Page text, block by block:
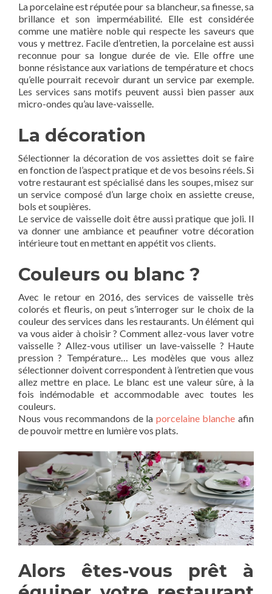
La porcelaine est réputée pour sa blancheur, sa finesse, sa
brillance et son imperméabilité. Elle est considérée
comme une matière noble qui respecte les saveurs que
vous y mettrez. Facile d’entretien, la porcelaine est aussi
reconnue pour sa longue durée de vie. Elle offre une
bonne résistance aux variations de température et chocs
qu’elle pourrait recevoir durant un service par exemple.
Les services sans motifs peuvent aussi bien passer aux
micro-ondes qu’au lave-vaisselle.
La décoration
Sélectionner la décoration de vos assiettes doit se faire
en fonction de l’aspect pratique et de vos besoins réels. Si
votre restaurant est spécialisé dans les soupes, misez sur
un service composé d’un large choix en assiette creuse,
bols et soupières.
Le service de vaisselle doit être aussi pratique que joli. Il
va donner une ambiance et peaufiner votre décoration
intérieure tout en mettant en appétit vos clients.
Couleurs ou blanc ?
Avec le retour en 2016, des services de vaisselle très
colorés et fleuris, on peut s’interroger sur le choix de la
couleur des services dans les restaurants. Un élément qui
va vous aider à choisir ? Comment allez-vous laver votre
vaisselle ? Allez-vous utiliser un lave-vaisselle ? Haute
pression ? Température… Les modèles que vous allez
sélectionner doivent correspondent à l’entretien que vous
allez mettre en place. Le blanc est une valeur sûre, à la
fois indémodable et accommodable avec toutes les
couleurs.
Nous vous recommandons de la porcelaine blanche afin
de pouvoir mettre en lumière vos plats.
Alors êtes-vous prêt à